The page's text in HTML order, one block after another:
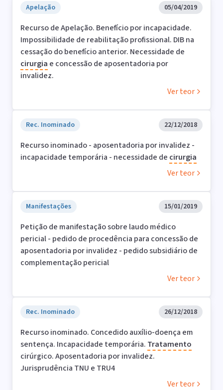
Apelação 05/04/2019
Recurso de Apelação. Benefício por incapacidade.
Impossibilidade de reabilitação profissional. DIB na
cessação do benefício anterior. Necessidade de
cirurgia e concessão de aposentadoria por
invalidez.
Ver teor
Rec. Inominado 22/12/2018
Recurso inominado - aposentadoria por invalidez -
incapacidade temporária - necessidade de cirurgia
Ver teor
Manifestações 15/01/2019
Petição de manifestação sobre laudo médico
pericial - pedido de procedência para concessão de
aposentadoria por invalidez - pedido subsidiário de
complementação pericial
Ver teor
Rec. Inominado 26/12/2018
Recurso inominado. Concedido auxílio-doença em
sentença. Incapacidade temporária. Tratamento
cirúrgico. Aposentadoria por invalidez.
Jurisprudência TNU e TRU4
Ver teor